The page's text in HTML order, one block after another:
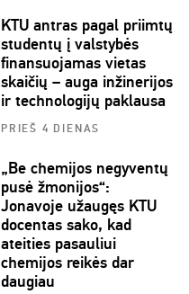
KTU antras pagal priimtų
studentų į valstybės
finansuojamas vietas
skaičių – auga inžinerijos
ir technologijų paklausa
PRIEŠ 4 DIENAS
„Be chemijos negyventų
pusė žmonijos“:
Jonavoje užaugęs KTU
docentas sako, kad
ateities pasauliui
chemijos reikės dar
daugiau